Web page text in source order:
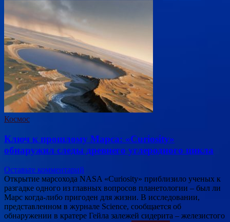
Космос
Ключ к прошлому Марса: «Curiosity»
обнаружил следы древнего углеродного цикла
Оставьте комментарий
Открытие марсохода NASA «Curiosity» приблизило ученых к
разгадке одного из главных вопросов планетологии – был ли
Марс когда-либо пригоден для жизни. В исследовании,
представленном в журнале Science, сообщается об
обнаружении в кратере Гейла залежей сидерита – железистого